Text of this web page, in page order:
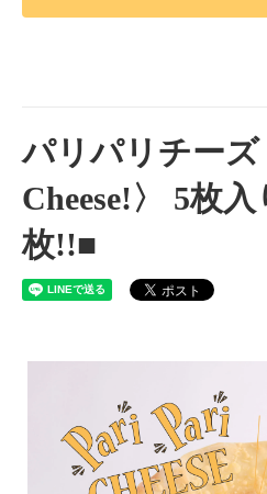
パリパリチーズ
Cheese!〉 5枚
枚!!■